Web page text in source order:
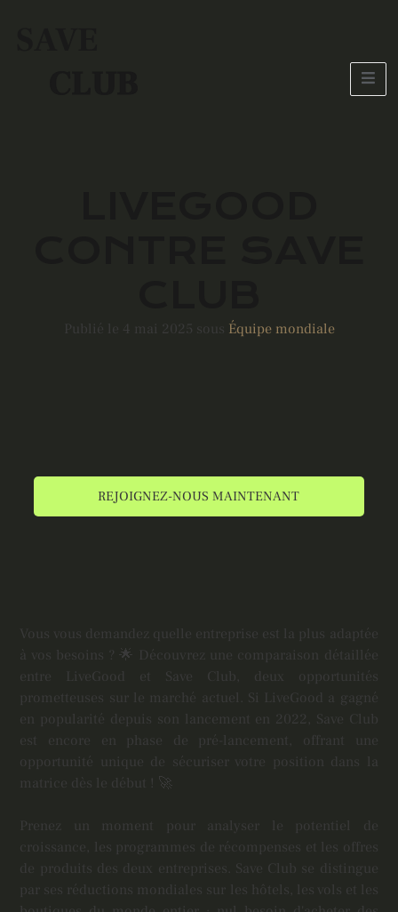
Publié le 4 mai 2025 sous Équipe mondiale
REJOIGNEZ-NOUS MAINTENANT
Vous vous demandez quelle entreprise est la plus adaptée
à vos besoins ? 🌟 Découvrez une comparaison détaillée
entre LiveGood et Save Club, deux opportunités
prometteuses sur le marché actuel. Si LiveGood a gagné
en popularité depuis son lancement en 2022, Save Club
est encore en phase de pré-lancement, offrant une
opportunité unique de sécuriser votre position dans la
matrice dès le début ! 🚀
Prenez un moment pour analyser le potentiel de
croissance, les programmes de récompenses et les offres
de produits des deux entreprises. Save Club se distingue
par ses réductions mondiales sur les hôtels, les vols et les